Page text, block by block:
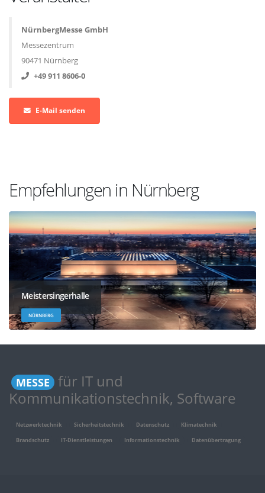
NürnbergMesse GmbH
Messezentrum
90471 Nürnberg
+49 911 8606-0
E-Mail senden
Empfehlungen in Nürnberg
Meistersingerhalle
NÜRNBERG
MESSE
für IT und
Kommunikationstechnik, Software
Netzwerktechnik Sicherheitstechnik Datenschutz Klimatechnik
Brandschutz IT-Dienstleistungen Informationstechnik Datenübertragung